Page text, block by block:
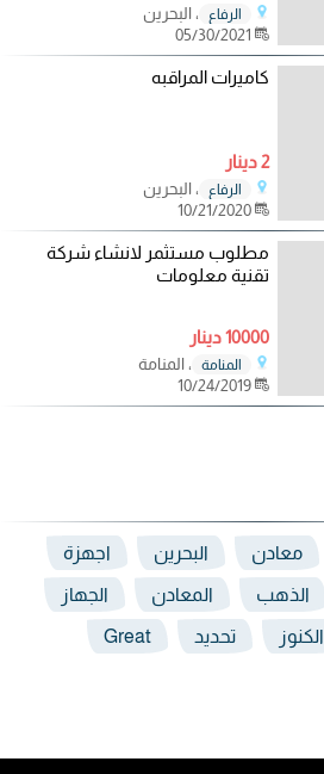
الرفاع
، البحرين
كاميرات المراقبه
2 دينار
الرفاع
، البحرين
10/21/2020
مطلوب مستثمر لانشاء شركة
تقنية معلومات
10000 دينار
المنامة
، المنامة
10/24/2019
معادن البحرين اجهزة
الذهب المعادن الجهاز
الكنوز تحديد Great